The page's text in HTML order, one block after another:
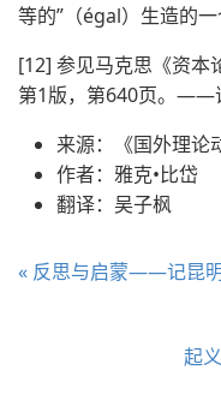
等的”（égal）生造的
[12] 参见马克思《资本
第1版，第640页。——
来源：《国外理论
作者：雅克•比岱
翻译：吴子枫
« 反思与启蒙——记昆
起